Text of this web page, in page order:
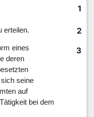
1
2
erteilen.
3
eines
deren
seine
auf
bei dem